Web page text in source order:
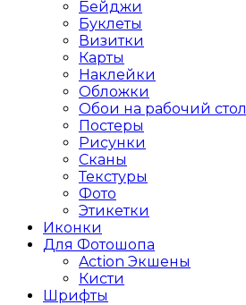
Бейджи
Буклеты
Визитки
Карты
Наклейки
Обложки
Обои на рабочий стол
Постеры
Рисунки
Сканы
Текстуры
Фото
Этикетки
Иконки
Для Фотошопа
Action Экшены
Кисти
Шрифты